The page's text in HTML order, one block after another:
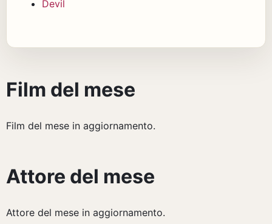
Devil
Film del mese
Film del mese in aggiornamento.
Attore del mese
Attore del mese in aggiornamento.